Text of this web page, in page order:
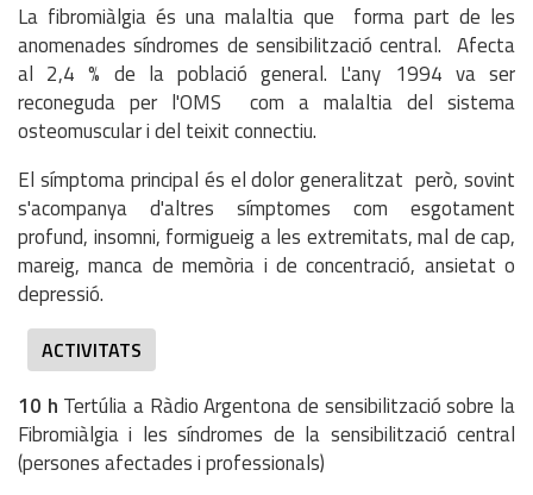
La fibromiàlgia és una malaltia que forma part de les
anomenades síndromes de sensibilització central. Afecta
al 2,4 % de la població general. L'any 1994 va ser
reconeguda per l'OMS com a malaltia del sistema
osteomuscular i del teixit connectiu.
El símptoma principal és el dolor generalitzat però, sovint
s'acompanya d'altres símptomes com esgotament
profund, insomni, formigueig a les extremitats, mal de cap,
mareig, manca de memòria i de concentració, ansietat o
depressió.
ACTIVITATS
10 h Tertúlia a Ràdio Argentona de sensibilització sobre la
Fibromiàlgia i les síndromes de la sensibilització central
(persones afectades i professionals)